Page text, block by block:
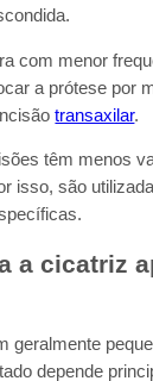
com menor
a prótese por
transaxilar.
têm menos
isso, são
a cicatriz
geralmente
depende